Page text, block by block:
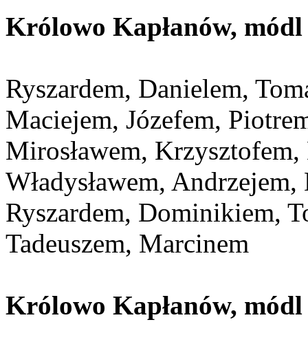
Królowo Kapłanów,
Ryszardem, Danielem,
Maciejem, Józefem,
Mirosławem,
Władysławem,
Ryszardem, Dominikiem,
Tadeuszem, Marcinem
Królowo Kapłanów,